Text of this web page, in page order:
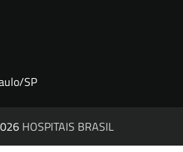
SP
HOSPITAIS BRASIL